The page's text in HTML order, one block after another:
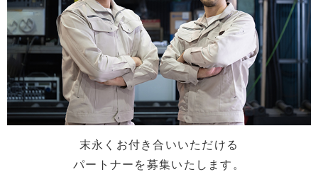
末永くお付き合いいただける
パートナーを募集いたします。